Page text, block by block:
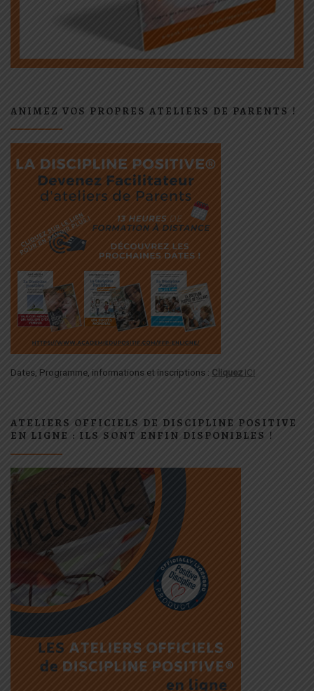
ANIMEZ VOS PROPRES ATELIERS DE PARENTS !
Dates, Programme, informations et inscriptions : Cliquez ICI
ATELIERS OFFICIELS DE DISCIPLINE POSITIVE
EN LIGNE : ILS SONT ENFIN DISPONIBLES !